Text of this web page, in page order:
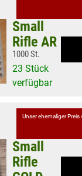
Small
Rifle AR
1000 St.
23 Stück
verfügbar
Unser ehemaliger
Small
Rifle